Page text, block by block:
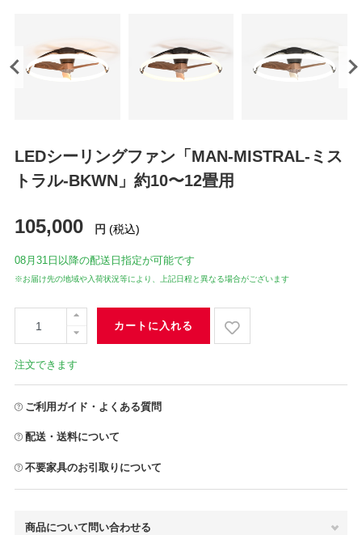
LEDシーリングファン「MAN-MISTRAL-ミス
トラル-BKWN」約10〜12畳用
105,000 円 (税込)
08月31日 以降の配送日指定が可能です
※お届け先の地域や入荷状況等により、上記日程と異なる場合がございます
カートに入れる
注文できます
ご利用ガイド・よくある質問
配送・送料について
不要家具のお引取りについて
商品について問い合わせる